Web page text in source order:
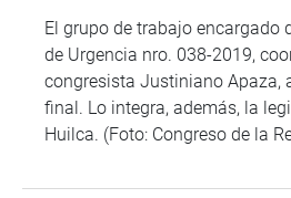
El grupo de trabajo encargado
de Urgencia nro. 038-2019,
congresista Justiniano Apaza,
final. Lo integra, además, la
Huilca. (Foto: Congreso de la